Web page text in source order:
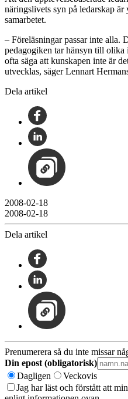
näringslivets syn på ledarskap
samarbetet.
– Föreläsningar passar inte alla.
pedagogiken tar hänsyn till olika
ofta säga att kunskapen inte är
utvecklas, säger Lennart
Dela artikel
2008-02-18
2008-02-18
Dela artikel
Prenumerera så du inte missar
Din epost (obligatorisk)
Dagligen
Veckovis
Jag har läst och förstått att